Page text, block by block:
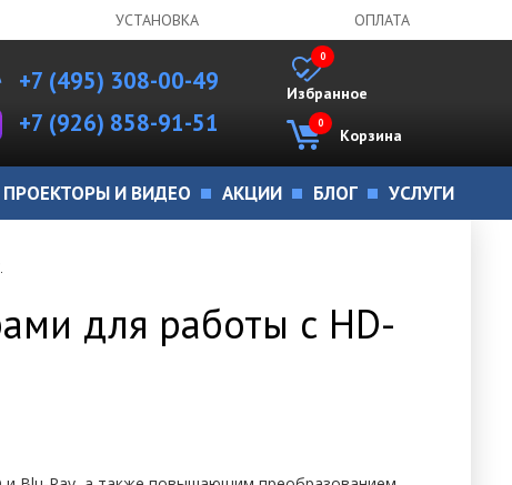
УСТАНОВКА ОПЛАТА
+7 (495) 308-00-49
+7 (926) 858-91-51
Избранное
0
Корзина
0
ПРОЕКТОРЫ И ВИДЕО АКЦИИ БЛОГ УСЛУГИ
для работы с HD-